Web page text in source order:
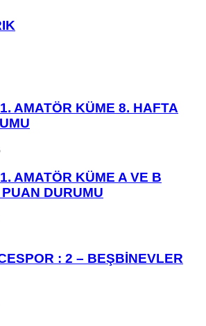
AMATÖR KÜME 8. HAFTA
AMATÖR KÜME A VE B
DURUMU
: 2 – BEŞBİNEVLER